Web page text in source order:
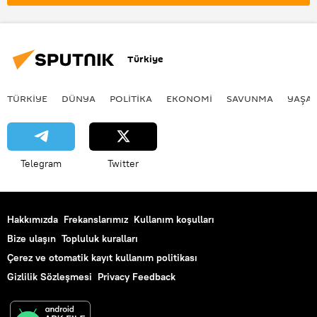
Maaş
Brüt maaş
Net maaş
Eşit maaş
maaş krizi
maaş farkı
kök maaş
Türkiye
TÜRKIYE DÜNYA POLİTİKA EKONOMİ SAVUNMA
Telegram Twitter
Hakkımızda Frekanslarımız Kullanım koşulları
Bize ulaşın Topluluk kuralları
Çerez ve otomatik kayıt kullanım politikası
Gizlilik Sözleşmesi Privacy Feedback